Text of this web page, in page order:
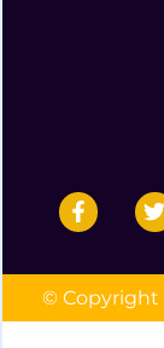
© Copyright